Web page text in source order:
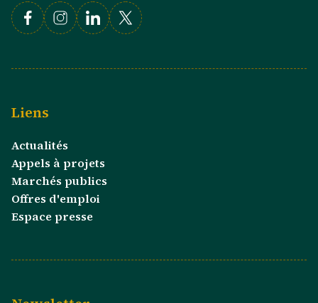
FacebookInstagramLinkedin
X
Liens
Actualités
Appels à projets
Marchés publics
Offres d'emploi
Espace presse